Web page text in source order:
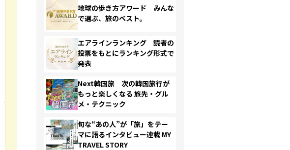
地球の歩き方アワード みんな
で選ぶ、旅のベスト。
エアラインランキング 読者の
投票をもとにランキング形式で
発表
Next韓国旅 次の韓国旅行が
もっと楽しくなる 旅先・グル
メ・テクニック
旬な“あの人”が「旅」をテー
マに語るインタビュー連載 MY
TRAVEL STORY